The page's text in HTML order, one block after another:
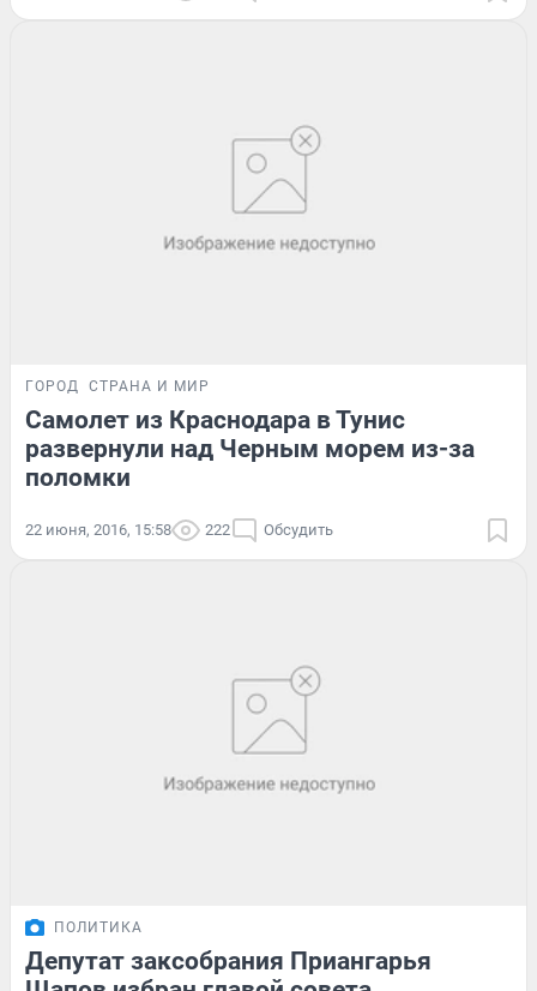
ГОРОД СТРАНА И МИР
Самолет из Краснодара в Тунис
развернули над Черным морем из-за
поломки
22 июня, 2016, 15:58 222 Обсудить
ПОЛИТИКА
Депутат заксобрания Приангарья